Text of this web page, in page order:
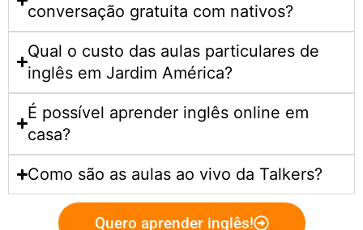
conversação gratuita com nativos?
Qual o custo das aulas particulares de
inglês em Jardim América?
É possível aprender inglês online em
casa?
Como são as aulas ao vivo da Talkers?
Quero aprender inglês!